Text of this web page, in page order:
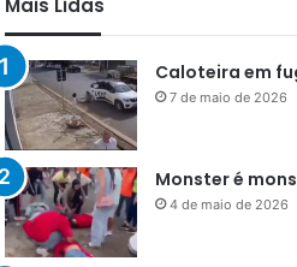
4 de maio de 2026
1 de maio de 2026